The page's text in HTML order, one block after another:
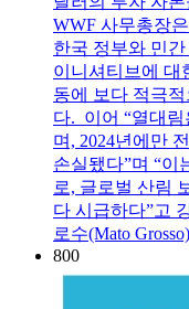
WWF 사무총장
한국 정부와 민
이니셔티브에 대
동에 보다 적극
다. 이어 “열대
며, 2024년에만
손실됐다”며 “이
로, 글로벌 산림
다 시급하다”고
로수(Mato
800